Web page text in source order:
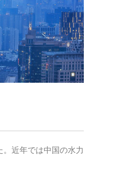
近年では中国の水力